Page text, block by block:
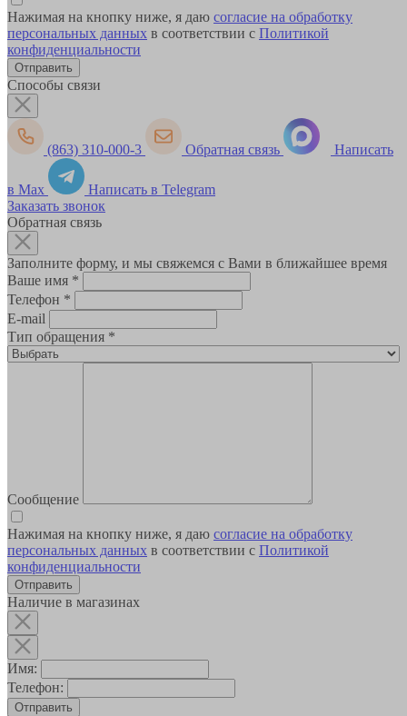
Нажимая на кнопку ниже, я даю согласие на обработку
персональных данных в соответствии с Политикой
конфиденциальности
Способы связи
(863) 310-000-3 Обратная связь Написать
в Max
Написать в Telegram
Заказать звонок
Обратная связь
Заполните форму, и мы свяжемся с Вами в ближайшее время
Ваше имя *
Телефон *
E-mail
Тип обращения *
Сообщение
Нажимая на кнопку ниже, я даю согласие на обработку
персональных данных в соответствии с Политикой
конфиденциальности
Наличие в магазинах
Имя:
Телефон:
Отправить